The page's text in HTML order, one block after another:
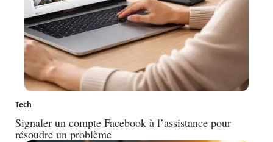
Tech
Signaler un compte Facebook à l’assistance pour
résoudre un problème